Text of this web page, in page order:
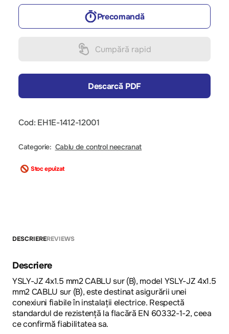
Precomandă
Cumpără rapid
Descarcă PDF
Cod: EH1E-1412-12001
Categorie: Cablu de control neecranat
Stoc epuizat
DESCRIEREREVIEWS
Descriere
YSLY-JZ 4x1.5 mm2 CABLU sur (B), model YSLY-JZ 4x1.5
mm2 CABLU sur (B), este destinat asigurării unei
conexiuni fiabile în instalații electrice. Respectă
standardul de rezistență la flacără EN 60332-1-2, ceea
ce confirmă fiabilitatea sa.